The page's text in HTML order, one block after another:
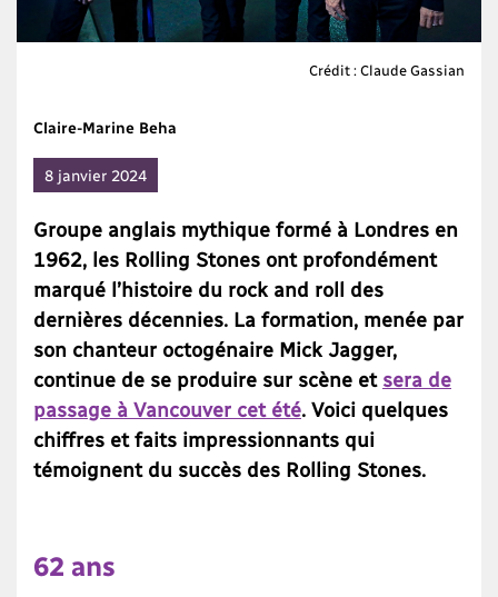
Crédit : Claude Gassian
Claire-Marine Beha
8 janvier 2024
Groupe anglais mythique formé à Londres en
1962, les Rolling Stones ont profondément
marqué l’histoire du rock and roll des
dernières décennies. La formation, menée par
son chanteur octogénaire Mick Jagger,
continue de se produire sur scène et sera de
passage à Vancouver cet été. Voici quelques
chiffres et faits impressionnants qui
témoignent du succès des Rolling Stones.
62 ans